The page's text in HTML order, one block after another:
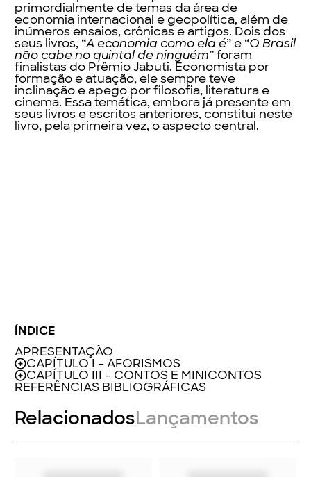
primordialmente de temas da área de
economia internacional e geopolítica, além de
inúmeros ensaios, crônicas e artigos. Dois dos
seus livros, “A economia como ela é” e “O Brasil
não cabe no quintal de ninguém” foram
finalistas do Prêmio Jabuti. Economista por
formação e atuação, ele sempre teve
inclinação e apego por filosofia, literatura e
cinema. Essa temática, embora já presente em
seus livros e escritos anteriores, constitui neste
livro, pela primeira vez, o aspecto central.
ÍNDICE
APRESENTAÇÃO
CAPÍTULO I – AFORISMOS
CAPÍTULO III – CONTOS E MINICONTOS
REFERÊNCIAS BIBLIOGRÁFICAS
RelacionadosLançamentos